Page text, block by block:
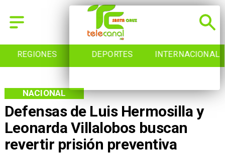
REGIONES DEPORTES INTERNACIONAL
Defensas de Luis Hermosilla y
Leonarda Villalobos buscan
revertir prisión preventiva
NACIONAL